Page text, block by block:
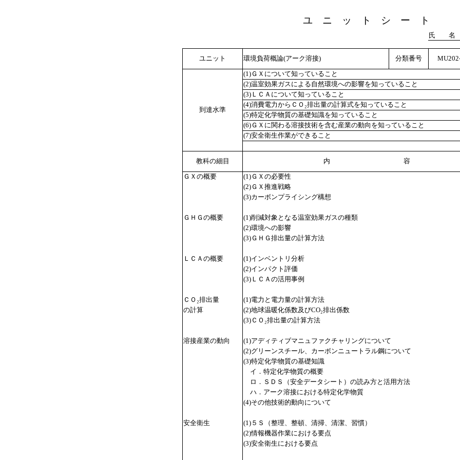
ユ ニ ッ ト シ ー ト
氏 名
ユニット 環境負荷概論(アーク溶接) 分類番号
到達水準
(1)ＧＸについて知っていること
(2)温室効果ガスによる自然環境への影響を知っていること
(3)ＬＣＡについて知っていること
(4)消費電力からＣＯ₂排出量の計算式を知っていること
(5)特定化学物質の基礎知識を知っていること
(6)ＧＸに関わる溶接技術を含む産業の動向を知っていること
(7)安全衛生作業ができること
教科の細目 内 容
ＧＸの概要
(1)ＧＸの必要性
(2)ＧＸ推進戦略
(3)カーボンプライシング構想
ＧＨＧの概要 (1)削減対象となる温室効果ガスの種類
(2)環境への影響
(3)ＧＨＧ排出量の計算方法
ＬＣＡの概要 (1)インベントリ分析
(2)インパクト評価
(3)ＬＣＡの活用事例
ＣＯ₂排出量 (1)電力と電力量の計算方法
の計算
(2)地球温暖化係数及びCO₂排出係数
(3)ＣＯ₂排出量の計算方法
溶接産業の動向 (1)アディティブマニュファクチャリングについて
(2)グリーンスチール、カーボンニュートラル鋼について
(3)特定化学物質の基礎知識
イ．特定化学物質の概要
ロ．ＳＤＳ（安全データシート）の読み方と活用方法
ハ．アーク溶接における特定化学物質
(4)その他技術的動向について
安全衛生
(1)５Ｓ（整理、整頓、清掃、清潔、習慣）
(2)情報機器作業における要点
(3)安全衛生における要点